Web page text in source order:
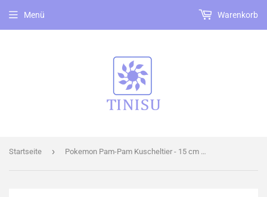
Menü Warenkorb
Startseite › Pokemon Pam-Pam Kuscheltier - 15 cm Plüschtier Pancham